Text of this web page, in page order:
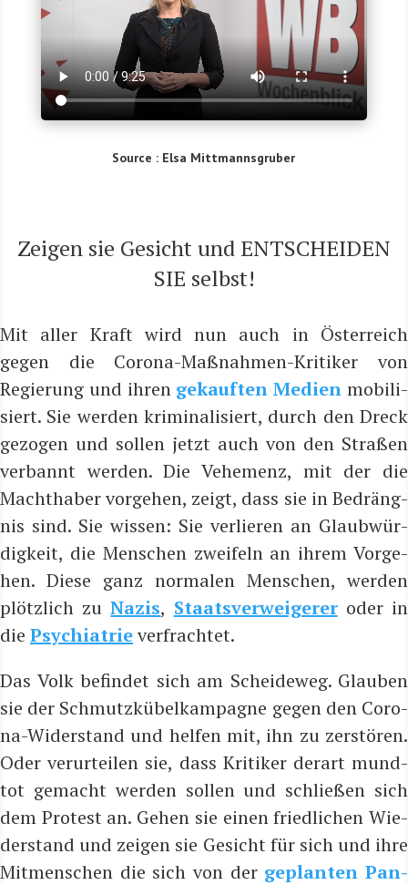
Source : Elsa Mittmannsgruber
Zei­gen sie Gesicht und ENTSCHEIDEN
SIE selbst!
Mit aller Kraft wird nun auch in Öster­reich
gegen die Coro­na-Maß­nah­men-Kri­ti­ker von
Regie­rung und ihren gekauf­ten Medi­en mobi­li­
siert. Sie wer­den kri­mi­na­li­siert, durch den Dreck
gezo­gen und sol­len jetzt auch von den Stra­ßen
ver­bannt wer­den. Die Vehe­menz, mit der die
Macht­ha­ber vor­ge­hen, zeigt, dass sie in Bedräng­
nis sind. Sie wis­sen: Sie ver­lie­ren an Glaub­wür­
dig­keit, die Men­schen zwei­feln an ihrem Vor­ge­
hen. Die­se ganz nor­ma­len Men­schen, wer­den
plötz­lich zuNazis, Staats­ver­wei­ge­reroder in
die Psych­ia­trieverfrachtet.
Das Volk befin­det sich am Schei­de­weg. Glau­ben
sie der Schmutz­kü­bel­kam­pa­gne gegen den Coro­
na-Wider­stand und hel­fen mit, ihn zu zer­stö­ren.
Oder ver­ur­tei­len sie, dass Kri­ti­ker der­art mund­
tot gemacht wer­den sol­len und schlie­ßen sich
dem Pro­test an. Gehen sie einen fried­li­chen Wie­
der­stand und zei­gen sie Gesicht für sich und ihre
Mit­men­schen die sich von der geplan­ten Pan­